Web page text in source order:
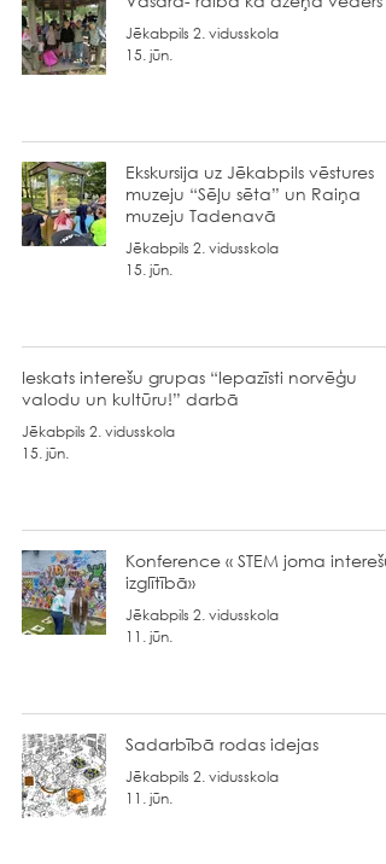
Jēkabpils 2. vidusskola
15. jūn.
Ekskursija uz Jēkabpils vēstures
muzeju “Sēļu sēta” un Raiņa
muzeju Tadenavā
Jēkabpils 2. vidusskola
15. jūn.
Ieskats interešu grupas “Iepazīsti norvēģu
valodu un kultūru!” darbā
Jēkabpils 2. vidusskola
15. jūn.
Konference « STEM joma interešu
izglītībā»
Jēkabpils 2. vidusskola
11. jūn.
Sadarbībā rodas idejas
Jēkabpils 2. vidusskola
11. jūn.